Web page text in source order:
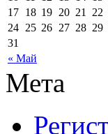
« Май
17 18 19 20 21 22
24 25 26 27 28 29
31
Мета